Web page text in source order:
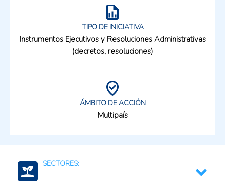
TIPO DE INICIATIVA
Instrumentos Ejecutivos y Resoluciones Administrativas
(decretos, resoluciones)
ÁMBITO DE ACCIÓN
Multipaís
SECTORES: